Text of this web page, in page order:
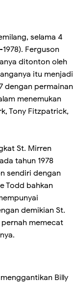
selama 4
Ferguson
ditonton oleh
itu menjadi
dengan permainan
menemukan
Tony Fitzpatrick,
St. Mirren
tahun 1978
sendiri dengan
Todd bahkan
demikian St.
memecat
Billy